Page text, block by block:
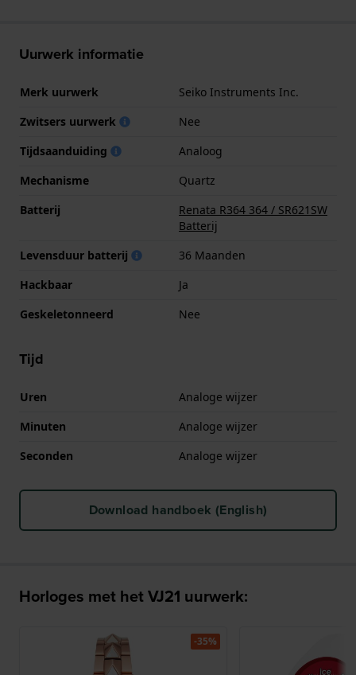
Uurwerk informatie
Merk uurwerk
Seiko Instruments Inc.
Zwitsers uurwerk
Nee
Tijdsaanduiding
Analoog
Mechanisme
Quartz
Batterij
Renata R364 364 / SR621SW
Batterij
Levensduur batterij
36 Maanden
Hackbaar
Ja
Geskeletonneerd
Nee
Tijd
Uren
Analoge wijzer
Minuten
Analoge wijzer
Seconden
Analoge wijzer
Download handboek (English)
Horloges met het VJ21 uurwerk:
-35%